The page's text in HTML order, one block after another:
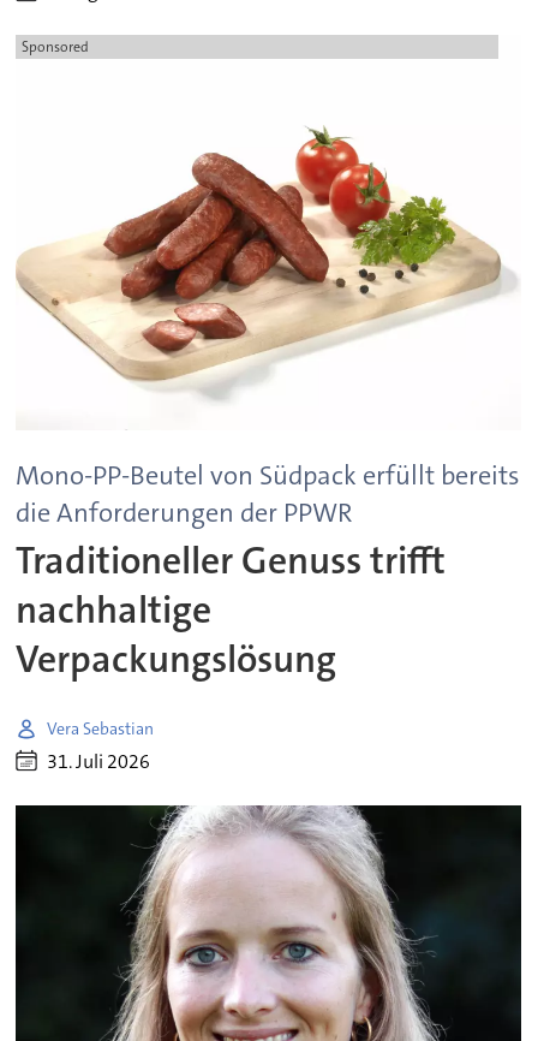
Sponsored
Mono-PP-Beutel von Südpack erfüllt bereits
die Anforderungen der PPWR
Traditioneller Genuss trifft
nachhaltige
Verpackungslösung
Vera Sebastian
31. Juli 2026